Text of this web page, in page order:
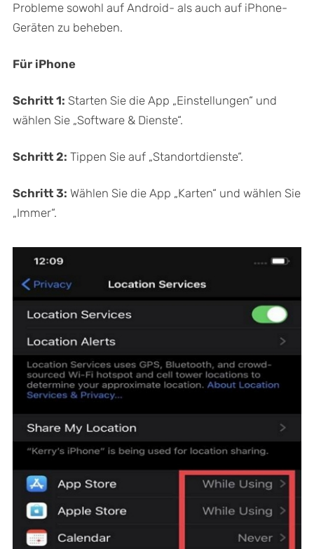
Probleme sowohl auf Android- als auch auf iPhone-
Geräten zu beheben.
Für iPhone
Schritt 1: Starten Sie die App „Einstellungen“ und
wählen Sie „Software & Dienste“.
Schritt 2: Tippen Sie auf „Standortdienste“.
Schritt 3: Wählen Sie die App „Karten“ und wählen Sie
„Immer“.